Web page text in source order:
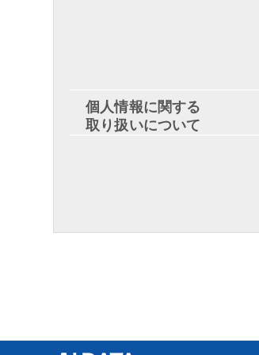
個人情報に関する
取り扱いについて